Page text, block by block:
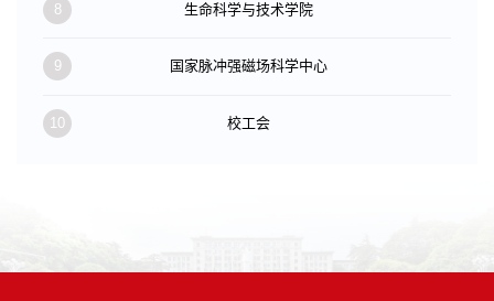
8 生命科学与技术学院
9 国家脉冲强磁场科学中心
10 校工会